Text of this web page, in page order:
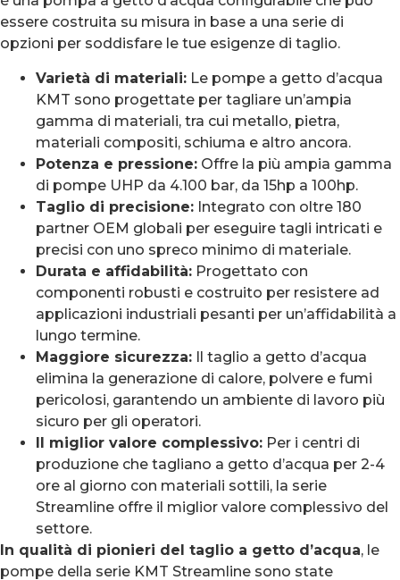
essere costruita su misura in base a una serie di
opzioni per soddisfare le tue esigenze di taglio.
Varietà di materiali: Le pompe a getto d’acqua
KMT sono progettate per tagliare un’ampia
gamma di materiali, tra cui metallo, pietra,
materiali compositi, schiuma e altro ancora.
Potenza e pressione: Offre la più ampia gamma
di pompe UHP da 4.100 bar, da 15hp a 100hp.
Taglio di precisione: Integrato con oltre 180
partner OEM globali per eseguire tagli intricati e
precisi con uno spreco minimo di materiale.
Durata e affidabilità: Progettato con
componenti robusti e costruito per resistere ad
applicazioni industriali pesanti per un’affidabilità a
lungo termine.
Maggiore sicurezza: Il taglio a getto d’acqua
elimina la generazione di calore, polvere e fumi
pericolosi, garantendo un ambiente di lavoro più
sicuro per gli operatori.
Il miglior valore complessivo: Per i centri di
produzione che tagliano a getto d’acqua per 2-4
ore al giorno con materiali sottili, la serie
Streamline offre il miglior valore complessivo del
settore.
In qualità di pionieri del taglio a getto d’acqua, le
pompe della serie KMT Streamline sono state